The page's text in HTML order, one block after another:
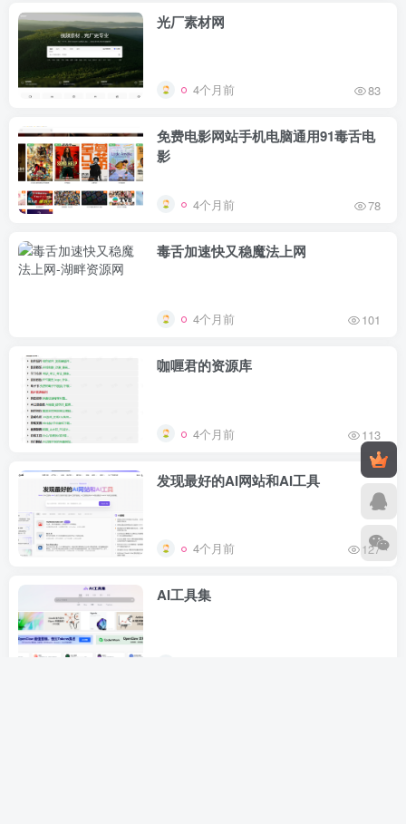
光厂素材网
4个月前 83
免费电影网站手机电脑通用91毒舌电
影
4个月前 78
毒舌加速快又稳魔法上网
4个月前 101
咖喱君的资源库
4个月前 113
发现最好的AI网站和AI工具
4个月前 127
AI工具集